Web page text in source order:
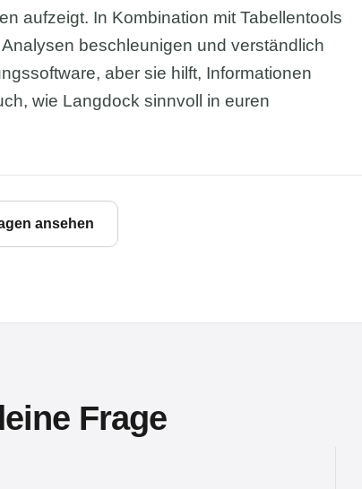
aufzeigt. In Kombination mit Tabellentools
beschleunigen und verständlich
aber sie hilft, Informationen
wie Langdock sinnvoll in euren
ansehen
Frage